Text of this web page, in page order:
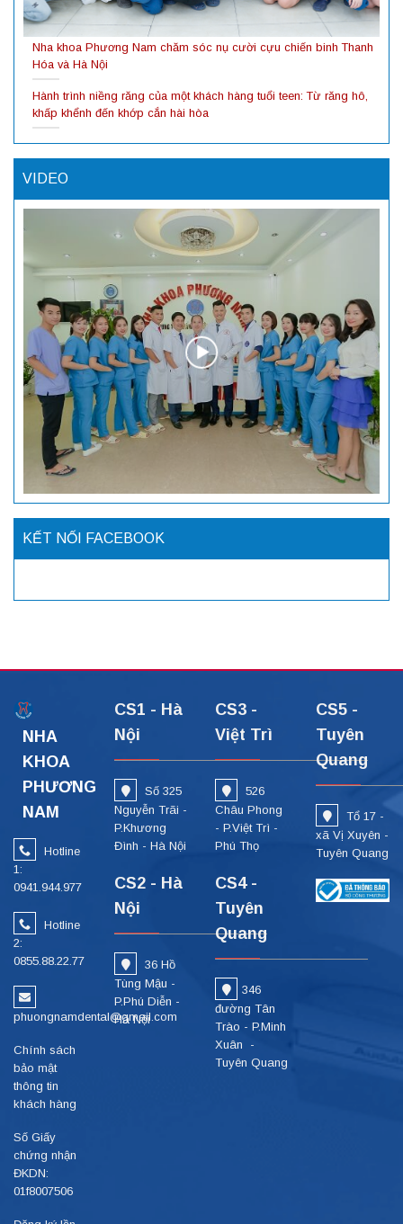
Nha khoa Phương Nam chăm sóc nụ cười cựu chiến binh Thanh
Hóa và Hà Nội
Hành trình niềng răng của một khách hàng tuổi teen: Từ răng hô,
khấp khểnh đến khớp cắn hài hòa
VIDEO
KẾT NỐI FACEBOOK
NHA
KHOA
PHƯƠNG
NAM
Hotline
1:
0941.944.977
Hotline
2:
0855.88.22.77
phuongnamdental@gmail.com
Chính sách
bảo mật
thông tin
khách hàng
Số Giấy
chứng nhận
ĐKDN:
01f8007506
CS1 - Hà
Nội
Số 325
Nguyễn Trãi -
P.Khương
Đình - Hà Nội
CS2 - Hà
Nội
36 Hồ
Tùng Mậu -
P.Phú Diễn -
Hà Nội
CS3 -
Việt Trì
526
Châu Phong
- P.Việt Trì -
Phú Thọ
CS4 -
Tuyên
Quang
346
đường Tân
Trào - P.Minh
Xuân -
Tuyên Quang
CS5 -
Tuyên
Quang
Tổ 17 -
xã Vị Xuyên -
Tuyên Quang